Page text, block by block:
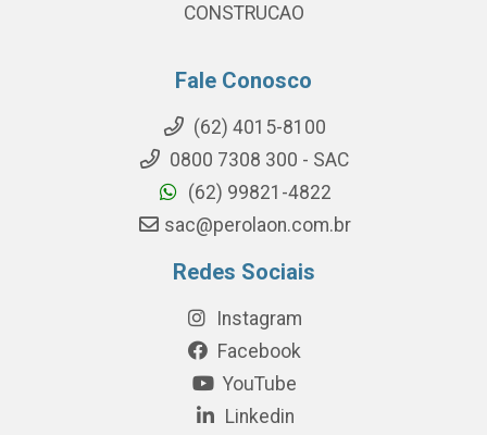
CONSTRUCAO
Fale Conosco
(62) 4015-8100
0800 7308 300 - SAC
(62) 99821-4822
sac@perolaon.com.br
Redes Sociais
Instagram
Facebook
YouTube
Linkedin